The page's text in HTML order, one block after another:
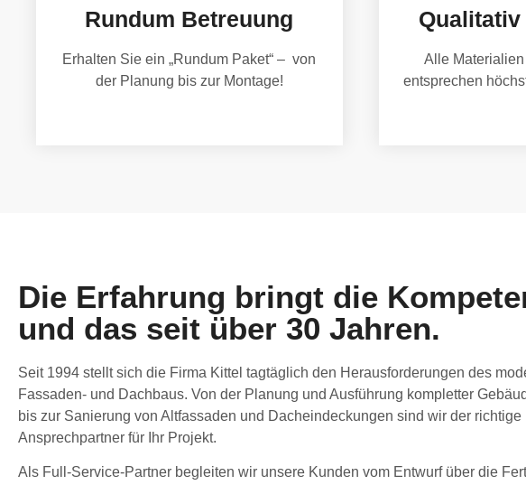
Rundum Betreuung
Erhalten Sie ein „Rundum Paket“ – von
der Planung bis zur Montage!
Alle
entsprechen
Die Erfahrung bringt die
und das seit über 30 Jahren.
Seit 1994 stellt sich die Firma Kittel tagtäglich den Herausforderungen des
Fassaden- und Dachbaus. Von der Planung und Ausführung kompletter
bis zur Sanierung von Altfassaden und Dacheindeckungen sind wir der richtige
Ansprechpartner für Ihr Projekt.
Als Full-Service-Partner begleiten wir unsere Kunden vom Entwurf über die